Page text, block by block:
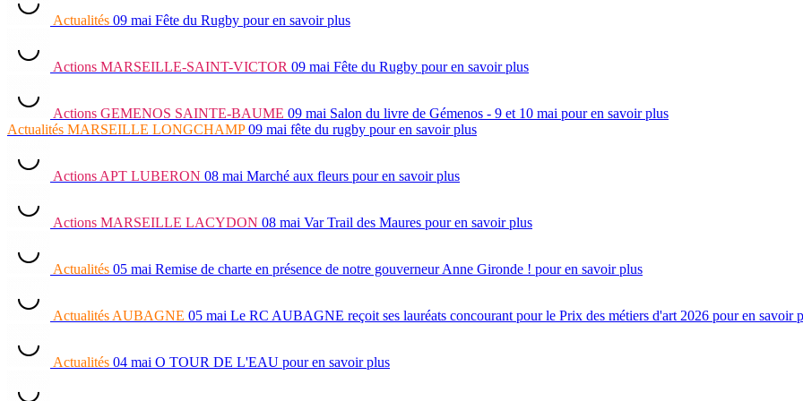
Actualités 09 mai Fête du Rugby pour en savoir plus
Actions MARSEILLE-SAINT-VICTOR 09 mai Fête du Rugby pour en savoir plus
Actions GEMENOS SAINTE-BAUME 09 mai Salon du livre de Gémenos - 9 et 10 mai pour en savoir plus
Actualités MARSEILLE LONGCHAMP 09 mai fête du rugby pour en savoir plus
Actions APT LUBERON 08 mai Marché aux fleurs pour en savoir plus
Actions MARSEILLE LACYDON 08 mai Var Trail des Maures pour en savoir plus
Actualités 05 mai Remise de charte en présence de notre gouverneur Anne Gironde ! pour en savoir plus
Actualités AUBAGNE 05 mai Le RC AUBAGNE reçoit ses lauréats concourant pour le Prix des métiers d'art 2026 pour en savoir
Actualités 04 mai O TOUR DE L'EAU pour en savoir plus